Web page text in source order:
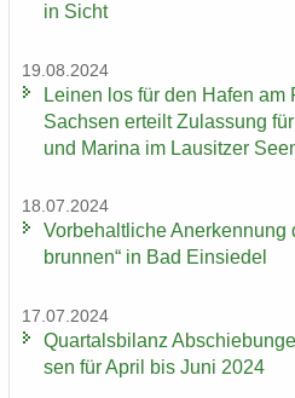
in Sicht
19.08.2024
Lei­nen los für den Hafen am
Sach­sen er­teilt Zu­las­sung
und Ma­ri­na im Lau­sit­zer
18.07.2024
Vor­be­halt­li­che
brun­nen“ in Bad Ein­sie­del
17.07.2024
Quar­tals­bi­lanz
sen für April bis Juni 2024